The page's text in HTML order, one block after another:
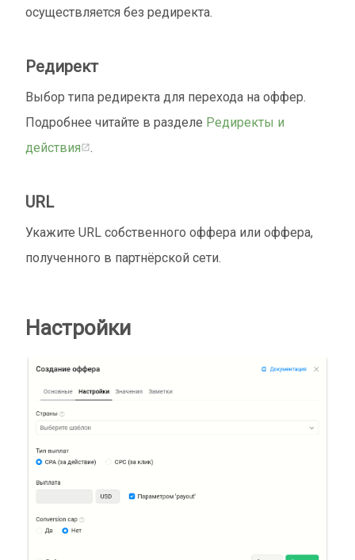
осуществляется без редиректа.
Редирект
Выбор типа редиректа для перехода на оффер.
Подробнее читайте в разделе Редиректы и
действия
.
URL
Укажите URL собственного оффера или оффера,
полученного в партнёрской сети.
Настройки